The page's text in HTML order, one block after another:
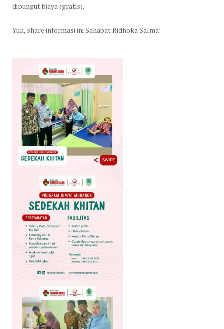
dipungut biaya (gratis).
.
Yuk, share informasi ini Sahabat Ridhoka Salma!